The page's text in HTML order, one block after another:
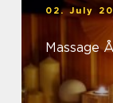
02. July